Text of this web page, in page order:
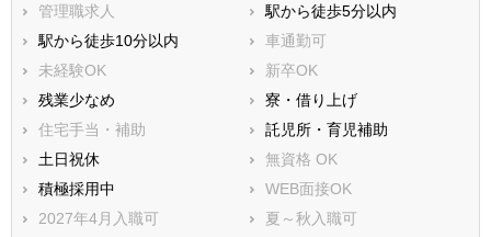
管理職求人
駅から徒歩5分以内
駅から徒歩10分以内
車通勤可
未経験OK
新卒OK
残業少なめ
寮・借り上げ
住宅手当・補助
託児所・育児補助
土日祝休
無資格 OK
積極採用中
WEB面接OK
2027年4月入職可
夏～秋入職可